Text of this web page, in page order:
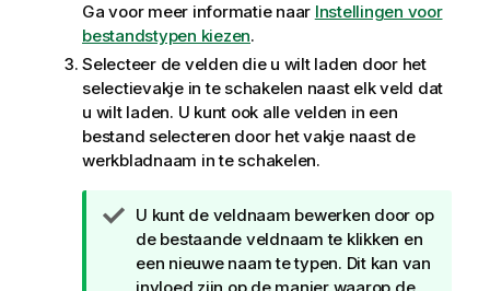
Ga voor meer informatie naar Instellingen voor
bestandstypen kiezen.
Selecteer de velden die u wilt laden door het
selectievakje in te schakelen naast elk veld dat
u wilt laden. U kunt ook alle velden in een
bestand selecteren door het vakje naast de
werkbladnaam in te schakelen.
T
i
p
U kunt de veldnaam bewerken door op
de bestaande veldnaam te klikken en
een nieuwe naam te typen. Dit kan van